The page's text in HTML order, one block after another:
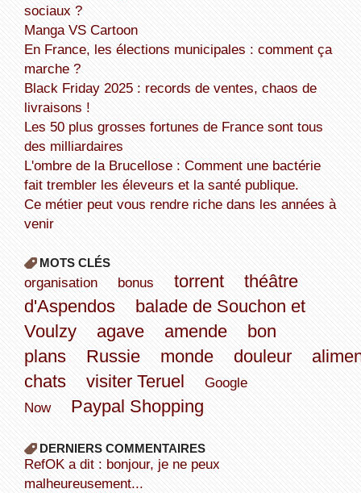
sociaux ?
Manga VS Cartoon
En France, les élections municipales : comment ça
marche ?
Black Friday 2025 : records de ventes, chaos de
livraisons !
Les 50 plus grosses fortunes de France sont tous
des milliardaires
L'ombre de la Brucellose : Comment une bactérie
fait trembler les éleveurs et la santé publique.
Ce métier peut vous rendre riche dans les années à
venir
MOTS CLÉS
organisation bonus torrent
théâtre
d'Aspendos
balade de Souchon et
Voulzy
agave amende
bon
plans
Russie monde douleur
chats
visiter Teruel
Google
Now
Paypal Shopping
DERNIERS COMMENTAIRES
refOK a dit : bonjour, je ne peux
malheureusement...